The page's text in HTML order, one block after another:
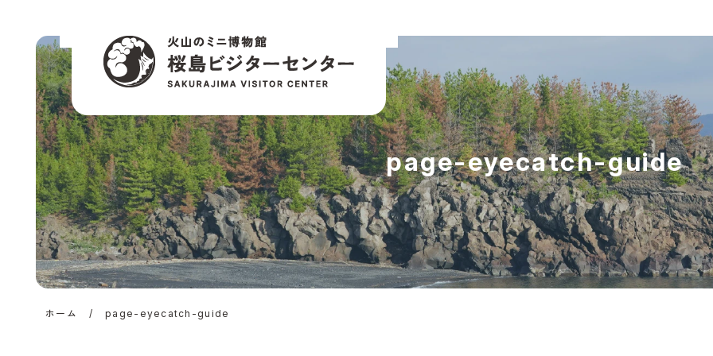
桜島ビジターセンター
公式サイト | 火山のミ
ニ博物館
page-eyecatch-guide
ホーム / page-eyecatch-guide